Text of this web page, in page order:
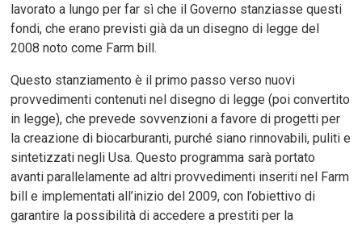
lavorato a lungo per far sì che il Governo stanziasse questi
fondi, che erano previsti già da un disegno di legge del
2008 noto come Farm bill.
Questo stanziamento è il primo passo verso nuovi
provvedimenti contenuti nel disegno di legge (poi convertito
in legge), che prevede sovvenzioni a favore di progetti per
la creazione di biocarburanti, purché siano rinnovabili, puliti e
sintetizzati negli Usa. Questo programma sarà portato
avanti parallelamente ad altri provvedimenti inseriti nel Farm
bill e implementati all’inizio del 2009, con l’obiettivo di
garantire la possibilità di accedere a prestiti per la